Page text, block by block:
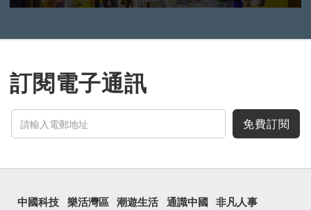
訂閱電子通訊
免費訂閱
中國科技 樂活灣區 潮遊生活 通識中國 非凡人事